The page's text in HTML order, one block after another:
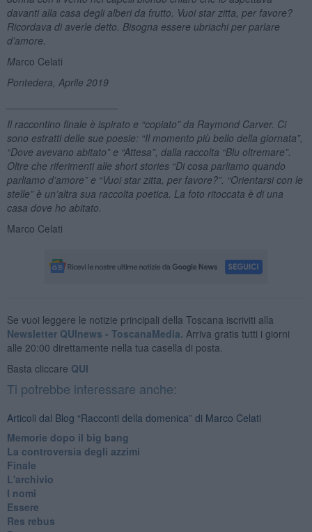
davanti alla casa degli alberi da frutto. Vuoi star zitta, per favore?
Ricordava di averle detto. Bisogna essere ubriachi per parlare
d’amore
Marco Celati
Pontedera, Aprile 2019
Il raccontino finale è ispirato e “copiato” da Raymond Carver. Ci
sono estratti delle sue poesie: “Il momento più bello della giornata”,
“Dove avevano abitato” e “Attesa”, dalla raccolta “Blu oltremare”.
Oltre che riferimenti alle short stories “Di cosa parliamo quando
parliamo d’amore” e “Vuoi star zitta, per favore?”. “Orientarsi con le
stelle” è un’altra sua raccolta poetica. La foto ritoccata è di una
casa dove ho abitato.
Marco Celati
Se vuoi leggere le notizie principali della Toscana iscriviti alla
Newsletter QUInews - ToscanaMedia. Arriva gratis tutti i giorni
alle 20:00 direttamente nella tua casella di posta.
Basta cliccare QUI
Ti potrebbe interessare anche:
Articoli dal Blog “Racconti della domenica” di Marco Celati
Memorie dopo il big bang
La controversia degli azzimi
Finale
L'archivio
I nomi
Essere
Res rebus